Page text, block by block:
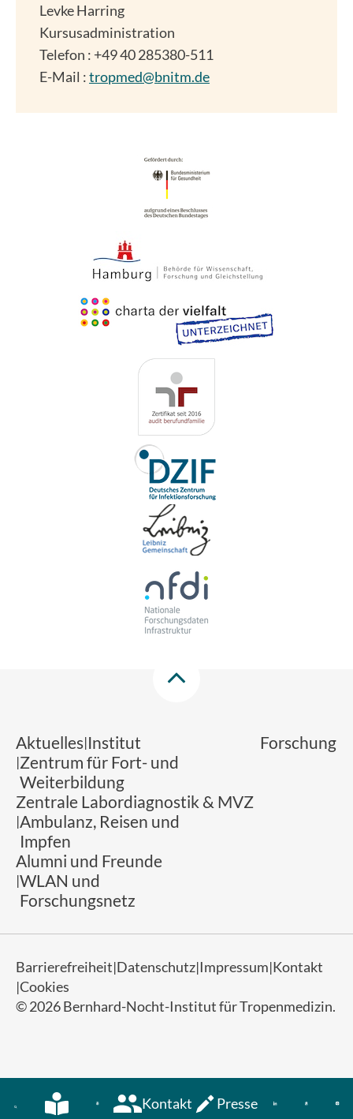
Kontakt Presse
Levke Harring
Kursusadministration
Telefon : +49 40 285380-511
E-Mail :tropmed@bnitm.de
Aktuelles Institut
Forschung
Zentrum für Fort- und
Weiterbildung
Zentrale Labordiagnostik & MVZ
Ambulanz, Reisen und
Impfen
Alumni und Freunde
WLAN und
Forschungsnetz
© 2026 Bernhard-Nocht-Institut für Tropenmedizin.
Barrierefreiheit Datenschutz Impressum Kontakt
Cookies